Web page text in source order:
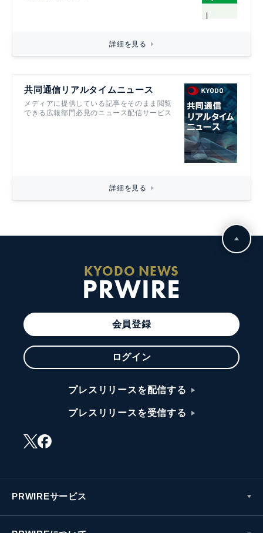
詳細を見る
共同通信リアルタイムニュース
メディアに提供している記事をそのまま閲覧
できる広報部門必見のニュース配信サービス
詳細を見る
KYODO NEWS
PRWIRE
会員登録
ログイン
プレスリリースを配信する
プレスリリースを受信する
PRWIREサービス